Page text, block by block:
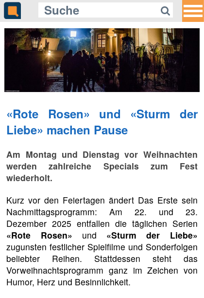
«Rote Rosen» und «Sturm der
Liebe» machen Pause
Am Montag und Dienstag vor Weihnachten
werden zahlreiche Specials zum Fest
wiederholt.
Kurz vor den Feiertagen ändert Das Erste sein
Nachmittagsprogramm: Am 22. und 23.
Dezember 2025 entfallen die täglichen Serien
«Rote Rosen» und «Sturm der Liebe»
zugunsten festlicher Spielfilme und Sonderfolgen
beliebter Reihen. Stattdessen steht das
Vorweihnachtsprogramm ganz im Zeichen von
Humor, Herz und Besinnlichkeit.